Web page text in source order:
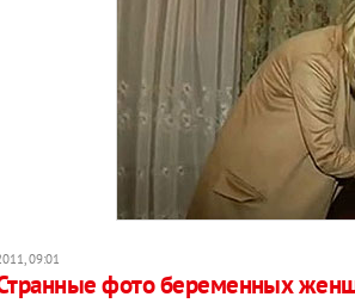
09:01
фото беременных